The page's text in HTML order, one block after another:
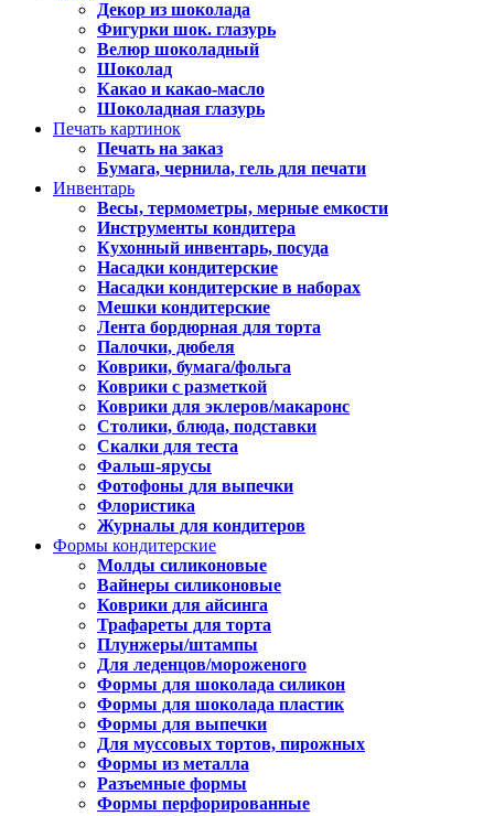
Декор из шоколада
Фигурки шок. глазурь
Велюр шоколадный
Шоколад
Какао и какао-масло
Шоколадная глазурь
Печать картинок
Печать на заказ
Бумага, чернила, гель для печати
Инвентарь
Весы, термометры, мерные емкости
Инструменты кондитера
Кухонный инвентарь, посуда
Насадки кондитерские
Насадки кондитерские в наборах
Мешки кондитерские
Лента бордюрная для торта
Палочки, дюбеля
Коврики, бумага/фольга
Коврики с разметкой
Коврики для эклеров/макаронс
Столики, блюда, подставки
Скалки для теста
Фальш-ярусы
Фотофоны для выпечки
Флористика
Журналы для кондитеров
Формы кондитерские
Молды силиконовые
Вайнеры силиконовые
Коврики для айсинга
Трафареты для торта
Плунжеры/штампы
Для леденцов/мороженого
Формы для шоколада силикон
Формы для шоколада пластик
Формы для выпечки
Для муссовых тортов, пирожных
Формы из металла
Разъемные формы
Формы перфорированные